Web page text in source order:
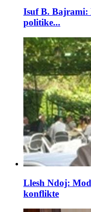
Isuf B. Bajrami:
politike...
Llesh Ndoj:
konflikte